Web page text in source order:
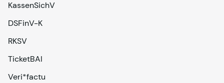
KassenSichV
DSFinV-K
RKSV
TicketBAI
Veri*factu